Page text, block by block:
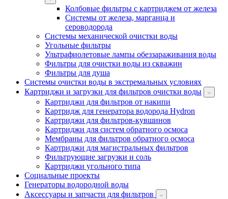
Колбовые фильтры с картриджем от железа
Системы от железа, марганца и
сероводорода
Системы механической очистки воды
Угольные фильтры
Ультрафиолетовые лампы обеззараживания воды
Фильтры для очистки воды из скважин
Фильтры для душа
Системы очистки воды в экстремальных условиях
Картриджи и загрузки для фильтров очистки воды
Картриджи для фильтров от накипи
Картридж для генератора водорода Hydron
Картриджи для фильтров-кувшинов
Картриджи для систем обратного осмоса
Мембраны для фильтров обратного осмоса
Картриджи для магистральных фильтров
Фильтрующие загрузки и соль
Картриджи угольного типа
Социальные проекты
Генераторы водородной воды
Аксессуары и запчасти для фильтров